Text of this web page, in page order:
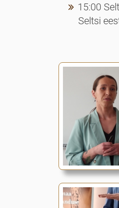
15:00
Seltsi